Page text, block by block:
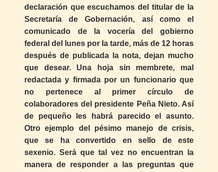
declaración que escuchamos del titular de la
Secretaría de Gobernación, así como el
comunicado de la vocería del gobierno
federal del lunes por la tarde, más de 12 horas
después de publicada la nota, dejan mucho
que desear. Una hoja sin membrete, mal
redactada y firmada por un funcionario que
no pertenece al primer círculo de
colaboradores del presidente Peña Nieto. Así
de pequeño les habrá parecido el asunto.
Otro ejemplo del pésimo manejo de crisis,
que se ha convertido en sello de este
sexenio. Será que tal vez no encuentran la
manera de responder a las preguntas que